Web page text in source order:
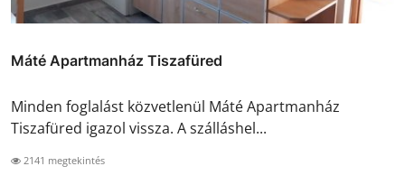
Máté Apartmanház Tiszafüred
Minden foglalást közvetlenül Máté Apartmanház
Tiszafüred igazol vissza. A szálláshel...
2141 megtekintés